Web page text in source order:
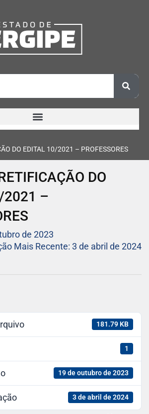
DO EDITAL 10/2021 – PROFESSORES
DO
2021 –
de 2023
Mais Recente: 3 de abril de 2024
181.79 KB
1
19 de outubro de 2023
3 de abril de 2024